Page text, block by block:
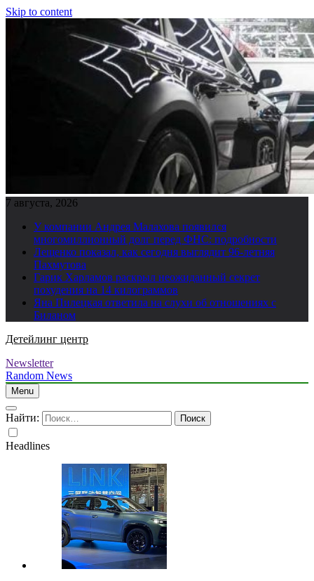
Skip to content
7 августа, 2026
У компании Андрея Малахова появился
многомиллионный долг перед ФНС: подробности
Лещенко показал, как сегодня выглядит 96-летняя
Пахмутова
Гарик Харламов раскрыл неожиданный секрет
похудения на 14 килограммов
Яна Пилецкая ответила на слухи об отношениях с
Биланом
Детейлинг центр
Newsletter
Random News
Menu
Найти:
Headlines